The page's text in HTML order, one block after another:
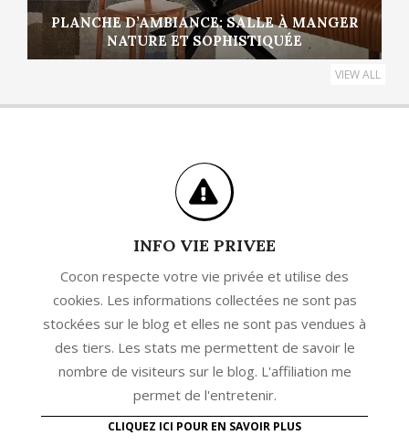
PLANCHE D’AMBIANCE: SALLE À MANGER
NATURE ET SOPHISTIQUÉE
VIEW ALL
INFO VIE PRIVEE
Cocon respecte votre vie privée et utilise des
cookies. Les informations collectées ne sont pas
stockées sur le blog et elles ne sont pas vendues à
des tiers. Les stats me permettent de savoir le
nombre de visiteurs sur le blog. L'affiliation me
permet de l'entretenir.
CLIQUEZ ICI POUR EN SAVOIR PLUS